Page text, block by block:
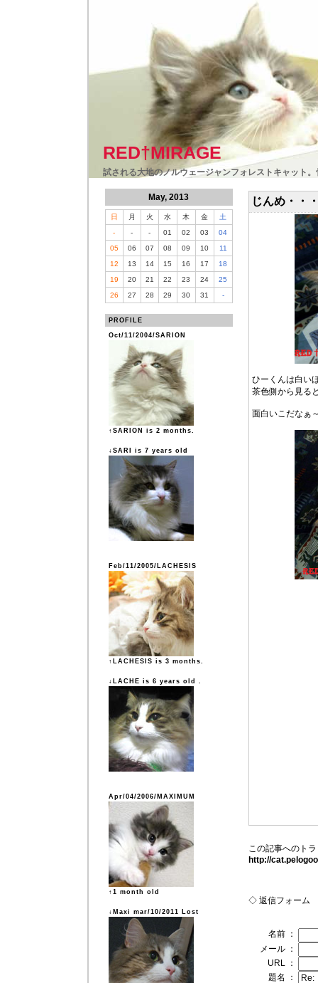
RED†MIRAGE
試される大地のノルウェージャンフォレストキャット
May, 2013
日 月 火 水 木 金
土
-
- - 01 02 03
04
05
06 07 08 09 10
11
12
13 14 15 16 17
18
19
20 21 22 23 24
25
26
27 28 29 30 31 -
PROFILE
Oct/11/2004/SARION
↑SARION is 2 months.
↓SARI is 7 years old
Feb/11/2005/LACHESIS
↑LACHESIS is 3 months.
↓LACHE is 6 years old .
Apr/04/2006/MAXIMUM
↑1 month old
↓Maxi mar/10/2011 Lost
じんめ・・
ひーくんは白い
茶色側から見る
面白いこだなぁ
この記事へのト
http://
◇ 返信フォーム
名前 ：
メール ：
URL ：
題名 ：